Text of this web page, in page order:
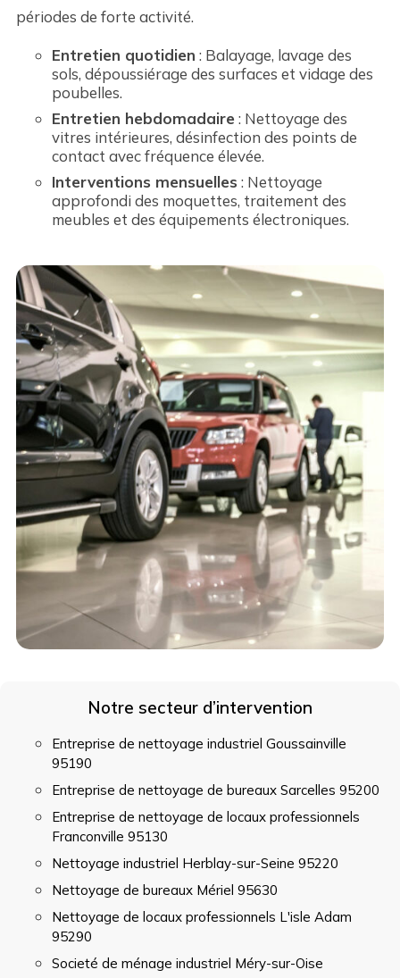
périodes de forte activité.
Entretien quotidien : Balayage, lavage des
sols, dépoussiérage des surfaces et vidage des
poubelles.
Entretien hebdomadaire: Nettoyage des
vitres intérieures, désinfection des points de
contact avec fréquence élevée.
Interventions mensuelles : Nettoyage
approfondi des moquettes, traitement des
meubles et des équipements électroniques.
Notre secteur d’intervention
Entreprise de nettoyage industriel Goussainville
95190
Entreprise de nettoyage de bureaux Sarcelles 95200
Entreprise de nettoyage de locaux professionnels
Franconville 95130
Nettoyage industriel Herblay-sur-Seine 95220
Nettoyage de bureaux Mériel 95630
Nettoyage de locaux professionnels L'isle Adam
95290
Societé de ménage industriel Méry-sur-Oise